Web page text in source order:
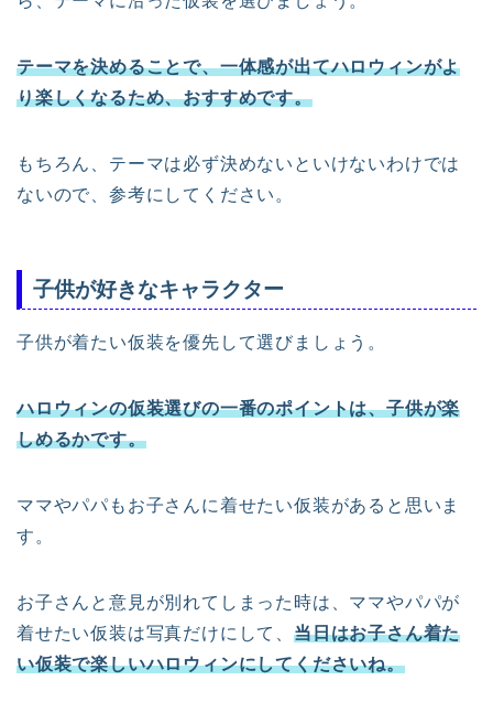
テーマを決めることで、一体感が出てハロウィンがよ
り楽しくなるため、おすすめです。
もちろん、テーマは必ず決めないといけないわけでは
ないので、参考にしてください。
子供が好きなキャラクター
子供が着たい仮装を優先して選びましょう。
ハロウィンの仮装選びの一番のポイントは、子供が楽
しめるかです。
ママやパパもお子さんに着せたい仮装があると思いま
す。
お子さんと意見が別れてしまった時は、ママやパパが
着せたい仮装は写真だけにして、 当日はお子さん着た
い仮装で楽しいハロウィンにしてくださいね。